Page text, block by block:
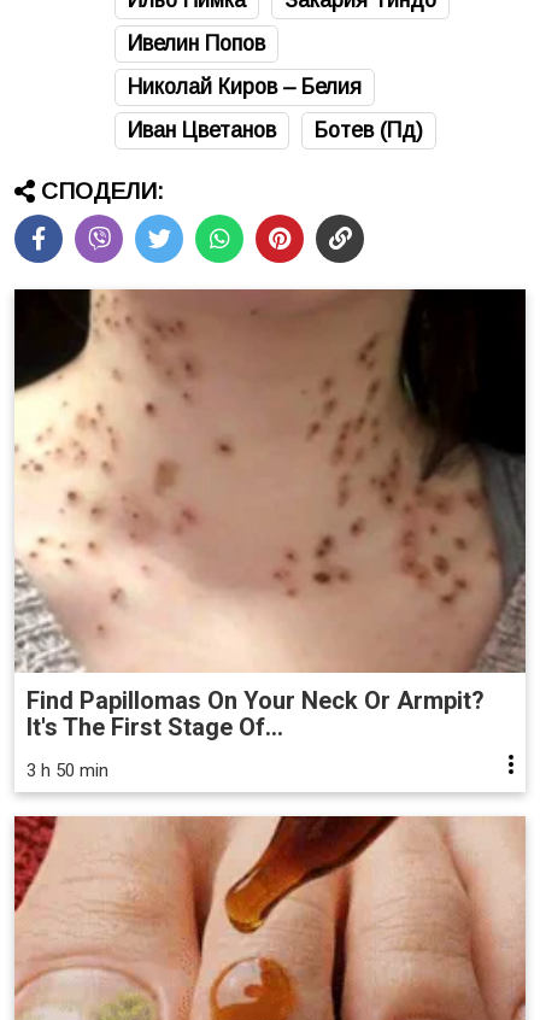
Ивелин Попов
Николай Киров – Белия
Иван Цветанов
Ботев (Пд)
СПОДЕЛИ:
Find Papillomas On Your Neck Or Armpit?
It's The First Stage Of...
3 h 50 min